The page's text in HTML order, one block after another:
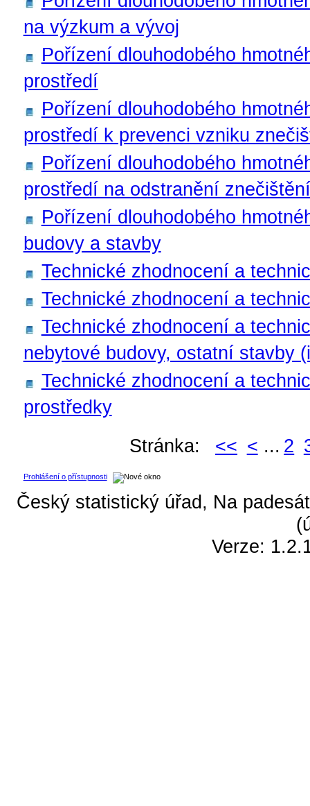
na výzkum a vývoj
Pořízení dlouhodobého
prostředí
Pořízení dlouhodobého
prostředí k prevenci vzniku
Pořízení dlouhodobého
prostředí na odstranění znečištění
Pořízení dlouhodobého
budovy a stavby
Technické zhodnocení a
Technické zhodnocení a
Technické zhodnocení a
nebytové budovy, ostatní stavby
Technické zhodnocení a
prostředky
Stránka:
<< < ... 2
Prohlášení o přístupnosti
Český statistický úřad, Na
Verze: